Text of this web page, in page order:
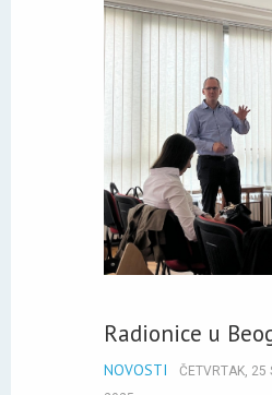
Radionice u
NOVOSTI
ČETVRTAK, 25